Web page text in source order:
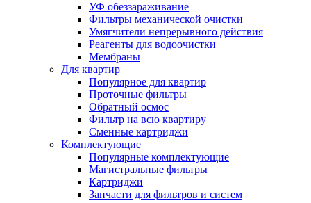
УФ обеззараживание
Фильтры механической очистки
Умягчители непрерывного действия
Реагенты для водоочистки
Мембраны
Для квартир
Популярное для квартир
Проточные фильтры
Обратный осмос
Фильтр на всю квартиру
Сменные картриджи
Комплектующие
Популярные комплектующие
Магистральные фильтры
Картриджи
Запчасти для фильтров и систем